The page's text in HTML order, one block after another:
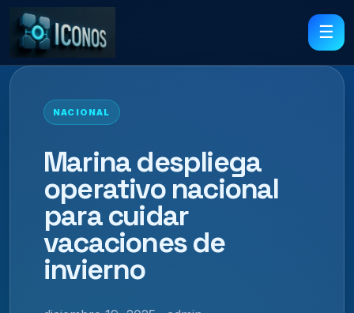
☰
NACIONAL
Marina despliega
operativo nacional
para cuidar
vacaciones de
invierno